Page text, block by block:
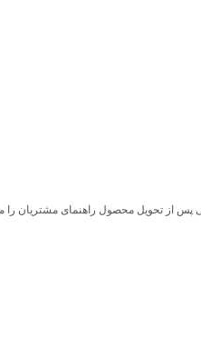
از تحویل محصول راهنمای مشتریان را